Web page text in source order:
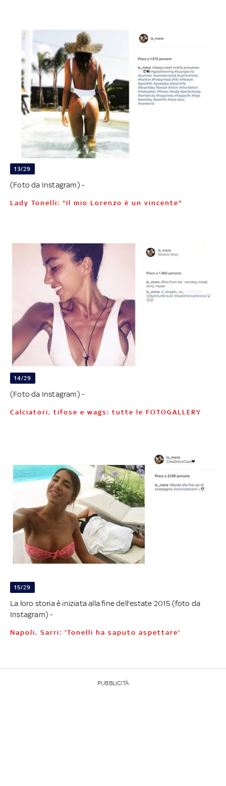
13/29
(Foto da Instagram) -
Lady Tonelli: "Il mio Lorenzo è un vincente"
14/29
(Foto da Instagram) -
Calciatori, tifose e wags: tutte le FOTOGALLERY
15/29
La loro storia è iniziata alla fine dell'estate 2015 (foto da
Instagram) -
Napoli, Sarri: 'Tonelli ha saputo aspettare'
PUBBLICITÀ